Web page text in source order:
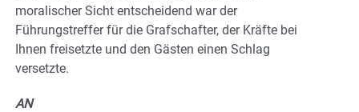
moralischer Sicht entscheidend war der
Führungstreffer für die Grafschafter, der Kräfte bei
Ihnen freisetzte und den Gästen einen Schlag
versetzte.
AN